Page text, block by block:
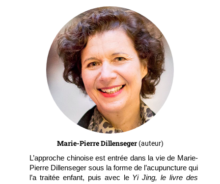
Marie-Pierre Dillenseger(auteur)
L’approche chinoise est entrée dans la vie de Marie-
Pierre Dillenseger sous la forme de l’acupuncture qui
l’a traitée enfant, puis avec le Yi Jing, le livre des